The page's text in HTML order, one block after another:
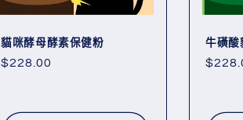
貓咪酵母酵素保健粉
定
$228.00
牛磺酸
定